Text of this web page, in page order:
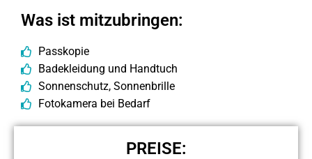
Was ist mitzubringen:
Passkopie
Badekleidung und Handtuch
Sonnenschutz, Sonnenbrille
Fotokamera bei Bedarf
PREISE: